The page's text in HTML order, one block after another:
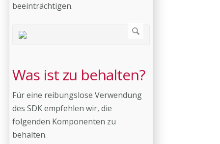
beeinträchtigen.
Was ist zu behalten?
Für eine reibungslose Verwendung
des SDK empfehlen wir, die
folgenden Komponenten zu
behalten.